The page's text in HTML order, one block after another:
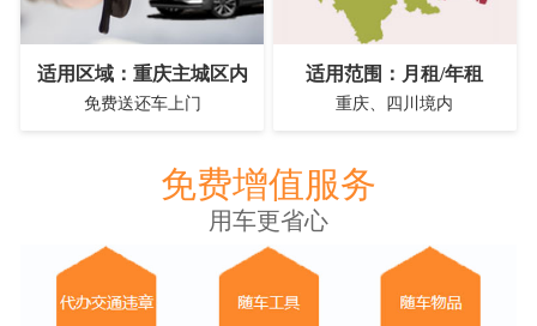
适用区域：重庆主城区内
免费送还车上门
适用范围：月租/年租
重庆、四川境内
免费增值服务
用车更省心